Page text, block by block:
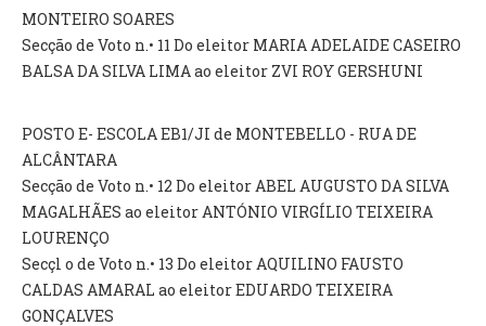
MONTEIRO SOARES
Secção de Voto n.• 11 Do eleitor MARIA ADELAIDE CASEIRO
BALSA DA SILVA LIMA ao eleitor ZVI ROY GERSHUNI
POSTO E- ESCOLA EB1/JI de MONTEBELLO - RUA DE
ALCÂNTARA
Secção de Voto n.• 12 Do eleitor ABEL AUGUSTO DA SILVA
MAGALHÃES ao eleitor ANTÓNIO VIRGÍLIO TEIXEIRA
LOURENÇO
Secçl o de Voto n.• 13 Do eleitor AQUILINO FAUSTO
CALDAS AMARAL ao eleitor EDUARDO TEIXEIRA
GONÇALVES